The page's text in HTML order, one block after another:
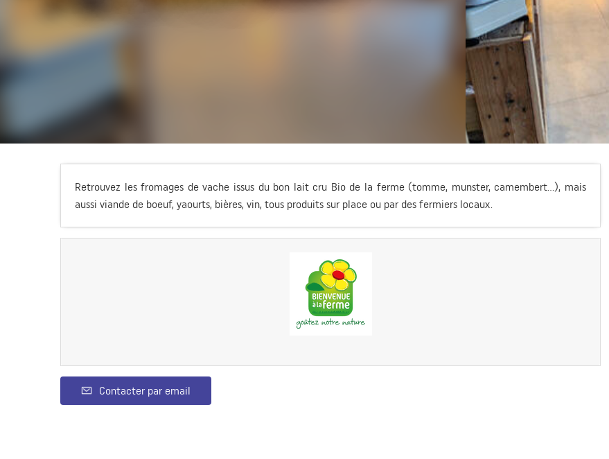
Retrouvez les fromages de vache issus du bon lait cru Bio de la ferme (tomme, munster, camembert...), mais
aussi viande de boeuf, yaourts, bières, vin, tous produits sur place ou par des fermiers locaux.
Contacter par email